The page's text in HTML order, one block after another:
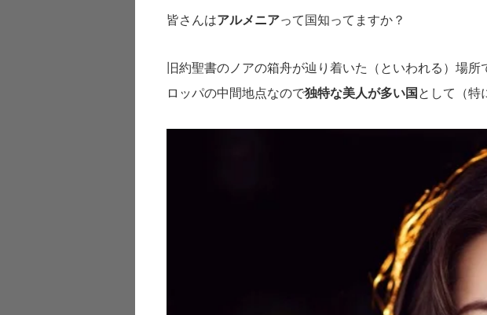
皆さんはアルメニアって国知ってますか？
旧約聖書のノアの箱舟が辿り着いた（といわれる）場
ロッパの中間地点なので独特な美人が多い国 として（特